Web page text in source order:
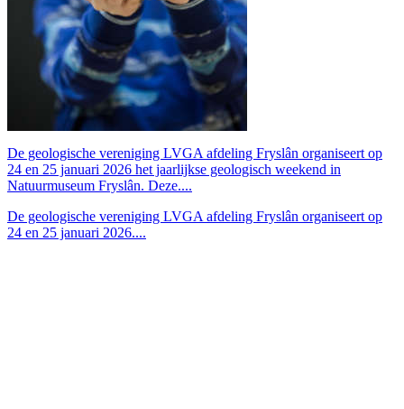
De geologische vereniging LVGA afdeling Fryslân organiseert op
24 en 25 januari 2026 het jaarlijkse geologisch weekend in
Natuurmuseum Fryslân. Deze....
De geologische vereniging LVGA afdeling Fryslân organiseert op
24 en 25 januari 2026....